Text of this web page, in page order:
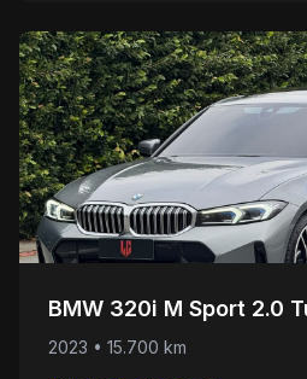
BMW 320i M Sport 2.0
2023 • 15.700 km